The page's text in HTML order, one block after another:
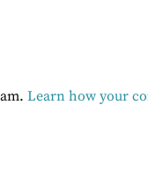
Learn how your